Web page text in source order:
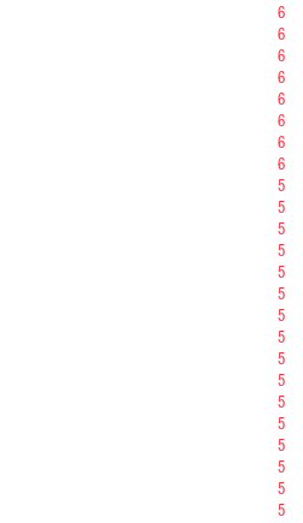
6
6
6
6
6
6
6
6
5
5
5
5
5
5
5
5
5
5
5
5
5
5
5
5